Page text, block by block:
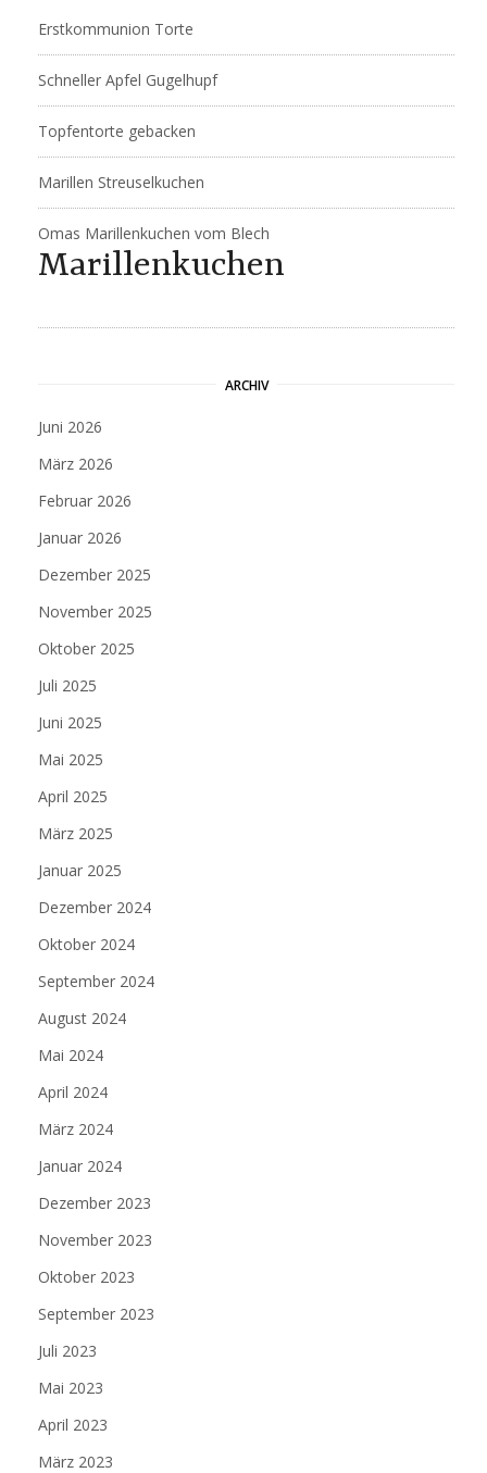
Erstkommunion Torte
Schneller Apfel Gugelhupf
Topfentorte gebacken
Marillen Streuselkuchen
Omas Marillenkuchen vom Blech
Marillenkuchen
ARCHIV
Juni 2026
März 2026
Februar 2026
Januar 2026
Dezember 2025
November 2025
Oktober 2025
Juli 2025
Juni 2025
Mai 2025
April 2025
März 2025
Januar 2025
Dezember 2024
Oktober 2024
September 2024
August 2024
Mai 2024
April 2024
März 2024
Januar 2024
Dezember 2023
November 2023
Oktober 2023
September 2023
Juli 2023
Mai 2023
April 2023
März 2023